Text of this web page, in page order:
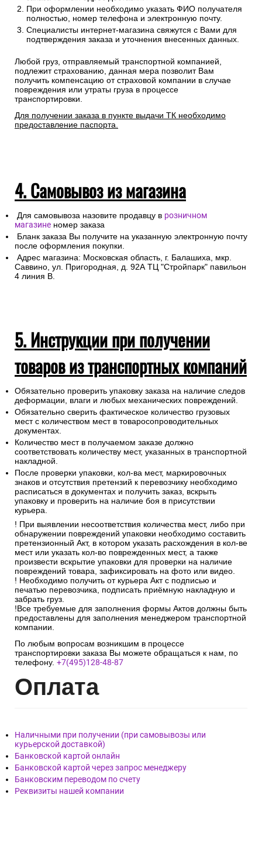
При оформлении необходимо указать ФИО получателя
полностью, номер телефона и электронную почту.
Специалисты интернет-магазина свяжутся с Вами для
подтверждения заказа и уточнения внесенных данных.
Любой груз, отправляемый транспортной компанией,
подлежит страхованию, данная мера позволит Вам
получить компенсацию от страховой компании в случае
повреждения или утраты груза в процессе
транспортировки.
Для получении заказа в пункте выдачи ТК необходимо
предоставление паспорта.
4. Самовывоз из магазина
Для самовывоза назовите продавцу в розничном
магазине номер заказа
Бланк заказа Вы получите на указанную электронную почту
после оформления покупки.
Адрес магазина: Московская область, г. Балашиха, мкр.
Саввино, ул. Пригородная, д. 92А ТЦ "Стройпарк" павильон
4 линия В.
5. Инструкции при получении
товаров из транспортных компаний
Обязательно проверить упаковку заказа на наличие следов
деформации, влаги и любых механических повреждений.
Обязательно сверить фактическое количество грузовых
мест с количеством мест в товаросопроводительных
документах.
Количество мест в получаемом заказе должно
соответствовать количеству мест, указанных в транспортной
накладной.
После проверки упаковки, кол-ва мест, маркировочных
знаков и отсутствия претензий к перевозчику необходимо
расписаться в документах и получить заказ, вскрыть
упаковку и проверить на наличие боя в присутствии
курьера.
! При выявлении несоответствия количества мест, либо при
обнаружении повреждений упаковки необходимо составить
претензионный Акт, в котором указать расхождения в кол-ве
мест или указать кол-во поврежденных мест, а также
произвести вскрытие упаковки для проверки на наличие
повреждений товара, зафиксировать на фото или видео.
! Необходимо получить от курьера Акт с подписью и
печатью перевозчика, подписать приёмную накладную и
забрать груз.
!Все требуемые для заполнения формы Актов должны быть
предоставлены для заполнения менеджером транспортной
компании.
По любым вопросам возникшим в процессе
транспортировки заказа Вы можете обращаться к нам, по
телефону. +7(495)128-48-87
Оплата
Наличными при получении (при самовывозы или
курьерской доставкой)
Банковской картой онлайн
Банковской картой через запрос менеджеру
Банковским переводом по счету
Реквизиты нашей компании